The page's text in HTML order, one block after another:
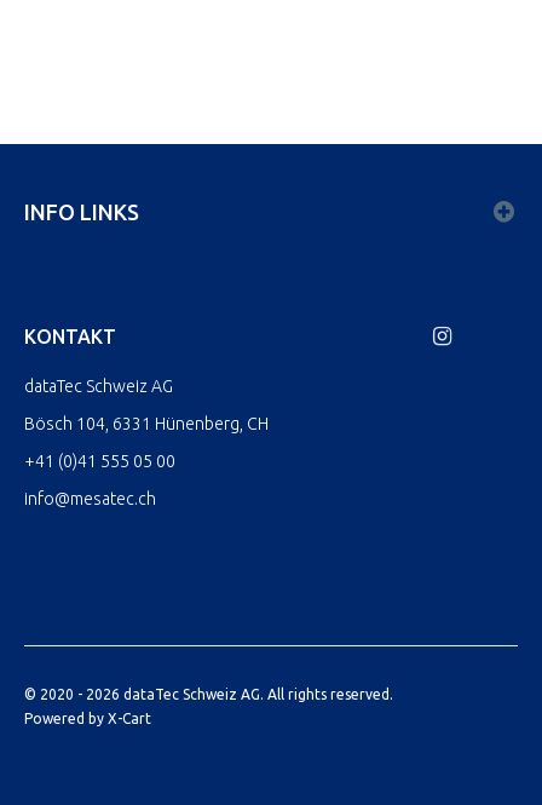
INFO LINKS
KONTAKT
dataTec Schweiz AG
Bösch 104, 6331 Hünenberg, CH
+41 (0)41 555 05 00
info@mesatec.ch
© 2020 - 2026 dataTec Schweiz AG. All rights reserved.
Powered by X-Cart